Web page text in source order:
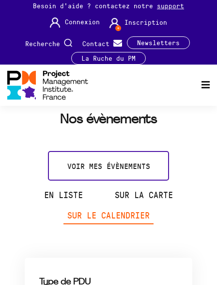
Besoin d'aide ? contactez notre support
Connexion
Inscription
Recherche Contact
Newsletters
La Ruche du PM
Nos évènements
VOIR MES ÉVÈNEMENTS
EN LISTE
SUR LA CARTE
SUR LE CALENDRIER
Type de PDU